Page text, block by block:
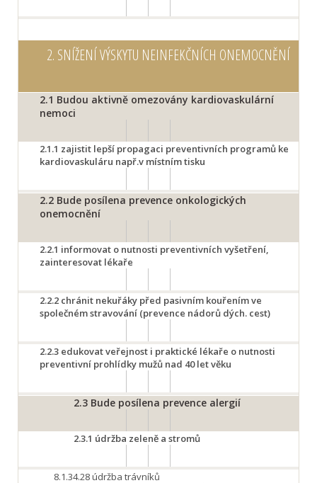
2. SNÍŽENÍ VÝSKYTU NEINFEKČNÍCH ONEMOCNĚNÍ
2.1 Budou aktivně omezovány kardiovaskulární
nemoci
2.1.1 zajistit lepší propagaci preventivních programů ke
kardiovaskuláru např.v místním tisku
2.2 Bude posílena prevence onkologických
onemocnění
2.2.1 informovat o nutnosti preventivních vyšetření,
zainteresovat lékaře
2.2.2 chránit nekuřáky před pasivním kouřením ve
společném stravování (prevence nádorů dých. cest)
2.2.3 edukovat veřejnost i praktické lékaře o nutnosti
preventivní prohlídky mužů nad 40 let věku
2.3 Bude posílena prevence alergií
2.3.1 údržba zeleně a stromů
8.1.34.28údržba trávníků